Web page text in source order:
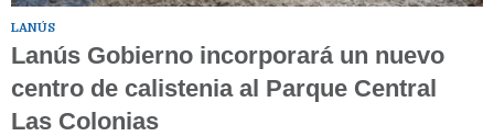
LANÚS
Lanús Gobierno incorporará un nuevo
centro de calistenia al Parque Central
Las Colonias